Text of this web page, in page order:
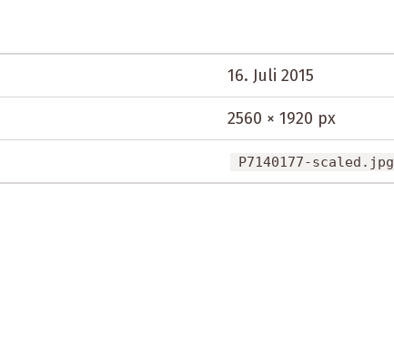
16. Juli 2015
2560 × 1920 px
P7140177-scaled.jpg